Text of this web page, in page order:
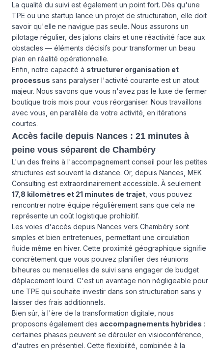
La qualité du suivi est également un point fort. Dès qu'une
TPE ou une startup lance un projet de structuration, elle doit
savoir qu'elle ne navigue pas seule. Nous assurons un
pilotage régulier, des jalons clairs et une réactivité face aux
obstacles — éléments décisifs pour transformer un beau
plan en réalité opérationnelle.
Enfin, notre capacité à structurer organisation et
processus sans paralyser l'activité courante est un atout
majeur. Nous savons que vous n'avez pas le luxe de fermer
boutique trois mois pour vous réorganiser. Nous travaillons
avec vous, en parallèle de votre activité, en itérations
courtes.
Accès facile depuis Nances : 21 minutes à
peine vous séparent de Chambéry
L'un des freins à l'accompagnement conseil pour les petites
structures est souvent la distance. Or, depuis Nances, MEK
Consulting est extraordinairement accessible. À seulement
17,8 kilomètres et 21 minutes de trajet , vous pouvez
rencontrer notre équipe régulièrement sans que cela ne
représente un coût logistique prohibitif.
Les voies d'accès depuis Nances vers Chambéry sont
simples et bien entretenues, permettant une circulation
fluide même en hiver. Cette proximité géographique signifie
concrètement que vous pouvez planifier des réunions
biheures ou mensuelles de suivi sans engager de budget
déplacement lourd. C'est un avantage non négligeable pour
une TPE qui souhaite investir dans son structuration sans y
laisser des frais additionnels.
Bien sûr, à l'ère de la transformation digitale, nous
proposons également des accompagnements hybrides :
certaines phases peuvent se dérouler en visioconférence,
d'autres en présentiel. Cette flexibilité, combinée à la